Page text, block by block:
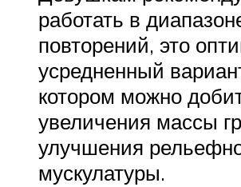
работать в
повторений, это
усредненный
котором можно
увеличения массы
улучшения
мускулатуры.